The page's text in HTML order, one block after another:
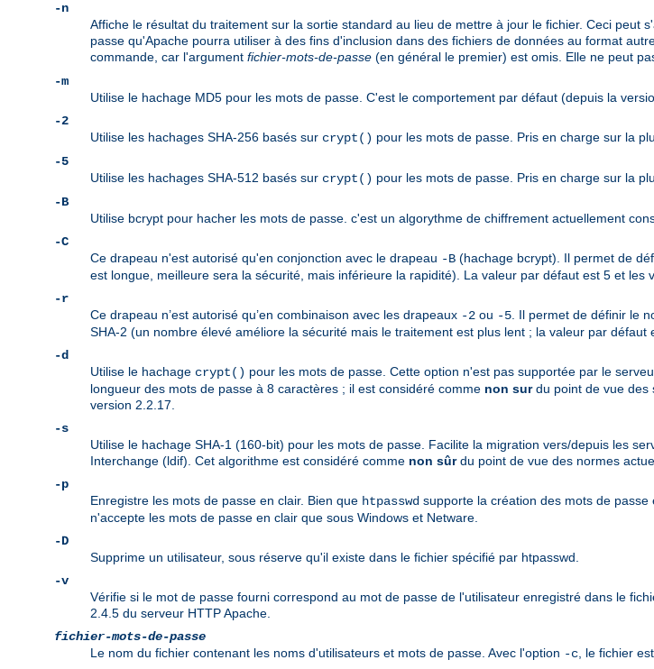
-n
Affiche le résultat du traitement sur la sortie standard au lieu de mettre à jour le fichier. Ceci peut
passe qu'Apache pourra utiliser à des fins d'inclusion dans des fichiers de données au format
commande, car l'argument fichier-mots-de-passe (en général le premier) est omis. Elle ne peut
-m
Utilise le hachage MD5 pour les mots de passe. C'est le comportement par défaut (depuis la
-2
Utilise les hachages SHA-256 basés sur crypt() pour les mots de passe. Pris en charge sur la
-5
Utilise les hachages SHA-512 basés sur crypt() pour les mots de passe. Pris en charge sur la
-B
Utilise bcrypt pour hacher les mots de passe. c'est un algorythme de chiffrement actuellement
-C
Ce drapeau n'est autorisé qu'en conjonction avec le drapeau -B (hachage bcrypt). Il permet de
est longue, meilleure sera la sécurité, mais inférieure la rapidité). La valeur par défaut est 5 et les
-r
Ce drapeau n’est autorisé qu’en combinaison avec les drapeaux -2 ou -5 . Il permet de définir le
SHA-2 (un nombre élevé améliore la sécurité mais le traitement est plus lent ; la valeur par défaut
-d
Utilise le hachage crypt() pour les mots de passe. Cette option n'est pas supportée par le
longueur des mots de passe à 8 caractères ; il est considéré comme non surdu point de vue des
version 2.2.17.
-s
Utilise le hachage SHA-1 (160-bit) pour les mots de passe. Facilite la migration vers/depuis les
Interchange (ldif). Cet algorithme est considéré comme non sûrdu point de vue des normes
-p
Enregistre les mots de passe en clair. Bien que htpasswd supporte la création des mots de
n'accepte les mots de passe en clair que sous Windows et Netware.
-D
Supprime un utilisateur, sous réserve qu'il existe dans le fichier spécifié par htpasswd.
-v
Vérifie si le mot de passe fourni correspond au mot de passe de l'utilisateur enregistré dans le
2.4.5 du serveur HTTP Apache.
fichier-mots-de-passe
Le nom du fichier contenant les noms d'utilisateurs et mots de passe. Avec l'option -c , le fichier